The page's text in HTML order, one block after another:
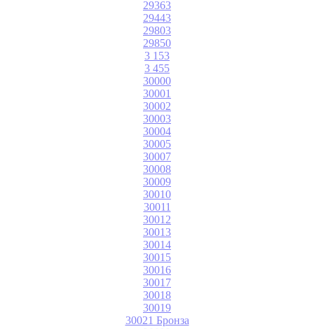
29363
29443
29803
29850
3 153
3 455
30000
30001
30002
30003
30004
30005
30007
30008
30009
30010
30011
30012
30013
30014
30015
30016
30017
30018
30019
30021 Бронза